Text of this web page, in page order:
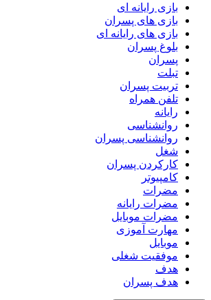
بازی رایانه ای
بازی های پسران
بازی های رایانه ای
بلوغ پسران
پسران
تبلت
تربیت پسران
تلفن همراه
رایانه
روانشناسی
روانشناسی پسران
شغل
کارکردن پسران
کامپیوتر
مضرات
مضرات رایانه
مضرات موبایل
مهارت آموزی
موبایل
موفقیت شغلی
هدف
هدف پسران